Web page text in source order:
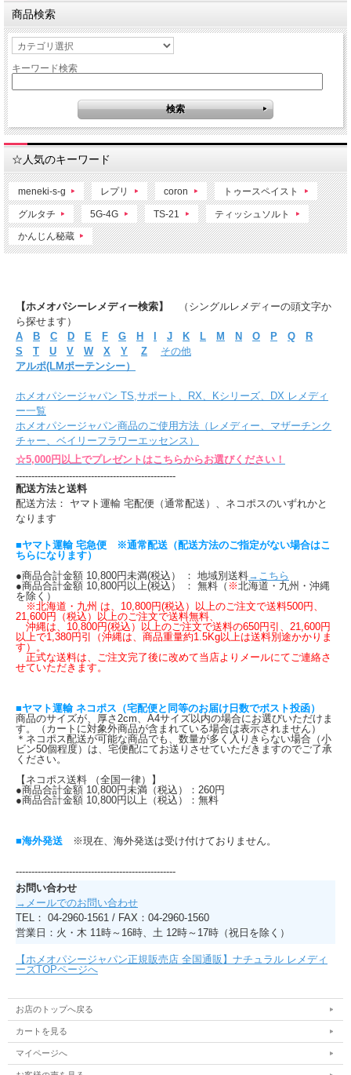
商品検索
キーワード検索
☆人気のキーワード
meneki-s-g レプリ coron トゥースペイスト
グルタチ 5G-4G TS-21 ティッシュソルト
かんじん秘蔵
【ホメオパシーレメディー検索】
（シングルレメディーの頭文字か
ら探せます）
A
B C D E F G H J K L M N O P Q
R
S
T U V W X Y Z
その他
アルポ(LMポーテンシー）
ホメオパシージャパン TS,サポート、RX、Kシリーズ、DX レメディ
ー一覧
ホメオパシージャパン商品のご使用方法（レメディー、マザーチンク
チャー、ベイリーフラワーエッセンス）
☆5,000円以上でプレゼントはこちらからお選びください！
---------------------------------------------------
配送方法と送料
配送方法： ヤマト運輸 宅配便（通常配送）、ネコポスのいずれかと
なります
■ヤマト運輸 宅急便 ※通常配送（配送方法のご指定がない場合はこ
ちらになります）
●商品合計金額 10,800円未満(税込） ： 地域別送料→こちら
●商品合計金額 10,800円以上(税込） ： 無料（ ※北海道・九州・沖縄
を除く）
※北海道・九州 は、10,800円(税込）以上のご注文で送料500円、
21,600円（税込）以上のご注文で送料無料、
沖縄は、10,800円(税込）以上のご注文で送料の650円引、21,600円
以上で1,380円引（沖縄は、商品重量約1.5Kg以上は送料別途かかりま
す）。
正式な送料は、ご注文完了後に改めて当店よりメールにてご連絡さ
せていただきます。
■ヤマト運輸 ネコポス（宅配便と同等のお届け日数でポスト投函）
商品のサイズが、厚さ2cm、A4サイズ以内の場合にお選びいただけま
す。（カートに対象外商品が含まれている場合は表示されません）
＊ネコポス配送が可能な商品でも、数量が多く入りきらない場合（小
ビン50個程度）は、宅便配にてお送りさせていただきますのでご了承
ください。
【ネコポス送料 （全国一律）】
●商品合計金額 10,800円未満（税込）：260円
●商品合計金額 10,800円以上（税込）：無料
■海外発送 ※現在、海外発送は受け付けておりません。
---------------------------------------------------
お問い合わせ
→メールでのお問い合わせ
TEL： 04-2960-1561 / FAX：04-2960-1560
営業日：火・木 11時～16時、土 12時～17時（祝日を除く）
【ホメオパシージャパン正規販売店 全国通販】ナチュラル レメディ
ーズTOPページへ
お店のトップへ戻る
カートを見る
マイページへ